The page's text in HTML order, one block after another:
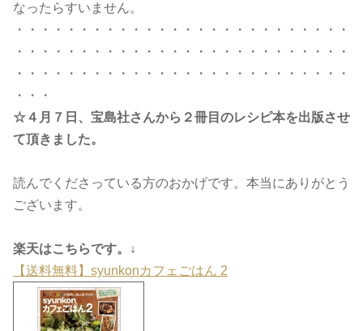
なったらすいません。
・・・・・・・・・・・・・・・・・・・・・・・・・・
・・・・・・・・・・・・・・・・・・・・・・・・・・
・・・・・・・・・・・・・・・・・・・・・・・・・・
・・・
☆４月７日、宝島社さんから２冊目のレシピ本を出版させ
て頂きました。
読んでくださっている方のおかげです。本当にありがとう
ございます。
楽天はこちらです。↓
【送料無料】syunkonカフェごはん 2